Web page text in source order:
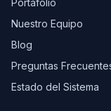
Portafolio
Nuestro Equipo
Blog
Preguntas
Estado del Sistema